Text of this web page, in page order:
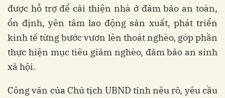
được hỗ trợ để cải thiện nhà ở đảm bảo an toàn,
ổn định, yên tâm lao động sản xuất, phát triển
kinh tế từng bước vươn lên thoát nghèo, góp phần
thực hiện mục tiêu giảm nghèo, đảm bảo an sinh
xã hội.
Công văn của Chủ tịch UBND tỉnh nêu rõ, yêu cầu